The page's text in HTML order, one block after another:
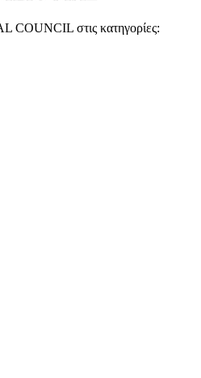
στις κατηγορίες: